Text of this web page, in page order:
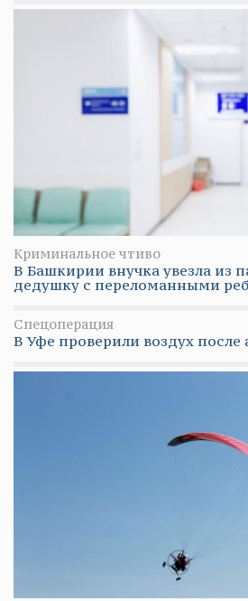
Криминальное чтиво
В Башкирии внучка увезла из
дедушку с переломанными
Спецоперация
В Уфе проверили воздух